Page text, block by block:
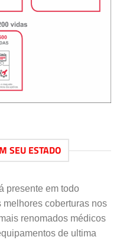
SEU ESTADO
presente em todo
coberturas nos
renomados médicos
de ultima